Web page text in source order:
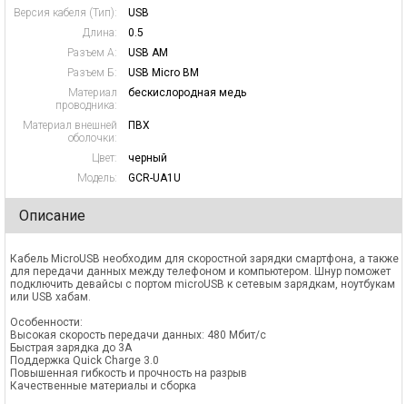
Версия кабеля (Тип):
USB
Длина:
0.5
Разъем А:
USB AM
Разъем Б:
USB Micro BM
Материал
проводника:
бескислородная медь
Материал внешней
оболочки:
ПВХ
Цвет:
черный
Модель:
GCR-UA1U
Описание
Кабель MicroUSB необходим для скоростной зарядки смартфона, а также
для передачи данных между телефоном и компьютером. Шнур поможет
подключить девайсы с портом microUSB к сетевым зарядкам, ноутбукам
или USB хабам.
Особенности:
Высокая скорость передачи данных: 480 Мбит/с
Быстрая зарядка до 3A
Поддержка Quick Charge 3.0
Повышенная гибкость и прочность на разрыв
Качественные материалы и сборка